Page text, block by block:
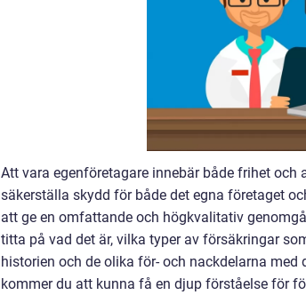
Att vara egenföretagare innebär både frihet
säkerställa skydd för både det egna företaget
att ge en omfattande och högkvalitativ
titta på vad det är, vilka typer av försäkringar
historien och de olika för- och nackdelarna
kommer du att kunna få en djup förståelse för